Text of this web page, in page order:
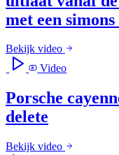
met een
Bekijk video
Video
Porsche
delete
Bekijk video